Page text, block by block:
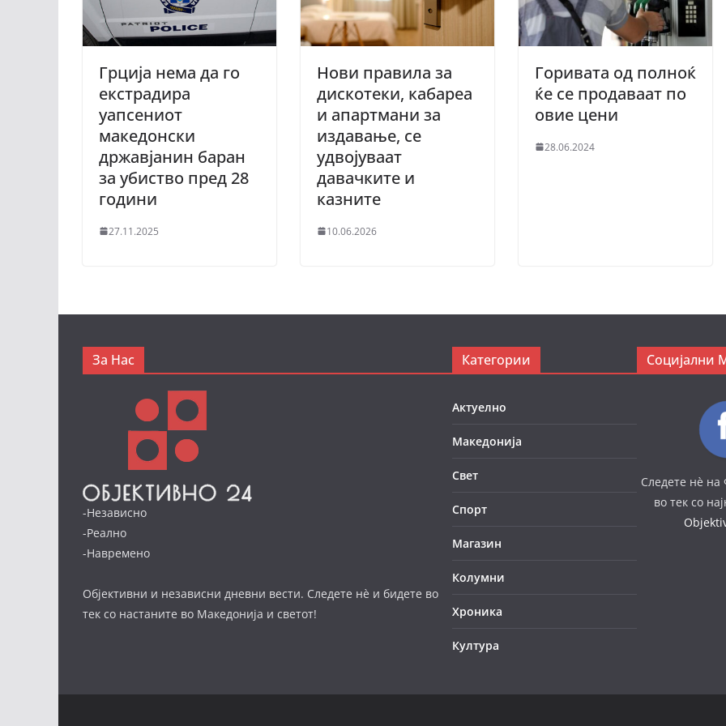
Грција нема да го
екстрадира
уапсениот
македонски
државјанин баран
за убиство пред 28
години
27.11.2025
Нови правила за
дискотеки, кабареа
и апартмани за
издавање, се
удвојуваат
давачките и
казните
10.06.2026
Горивата од полноќ
ќе се продаваат по
овие цени
28.06.2024
За Нас
-Независно
-Реално
-Навремено
Објективни и независни дневни вести. Следете нè и бидете во
тек со настаните во Македонија и светот!
Категории
Актуелно
Македонија
Свет
Спорт
Магазин
Колумни
Хроника
Култура
Социјални
Следете нè на
во тек со